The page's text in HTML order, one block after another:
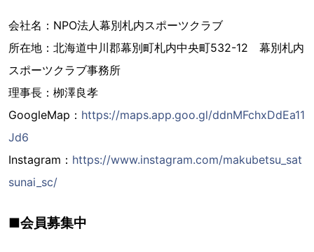
会社名：NPO法人幕別札内スポーツクラブ
所在地：北海道中川郡幕別町札内中央町532-12 幕別札内
スポーツクラブ事務所
理事長：栁澤良孝
GoogleMap： https://maps.app.goo.gl/ddnMFchxDdEa11
Jd6
Instagram： https://www.instagram.com/makubetsu_sat
sunai_sc/
■会員募集中